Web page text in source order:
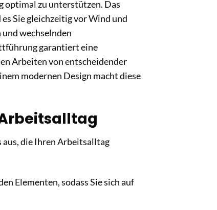
optimal zu unterstützen. Das
Sie gleichzeitig vor Wind und
wechselnden
garantiert eine
Arbeiten von entscheidender
modernen Design macht diese
aus, die Ihren Arbeitsalltag
Elementen, sodass Sie sich auf